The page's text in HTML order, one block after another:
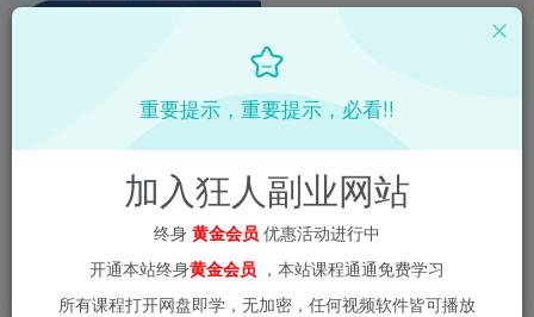
AI+小红书实物电商项目，AI
工具的赋能，从0到1搭建一个
月入2W的小红书店铺
会员教程 创业项目 AI赚钱法则
6个月前 116
AI编程出海项目，教你尽快拿
到结果-做出网站、拿到流量、
賺到钱
AI项目
11个月前
重要提示，重要提示，必看!!
加入狂人副业网站
终身 黄金会员 优惠活动进行中
开通本站终身黄金会员 ，本站课程通通免费学习
所有课程打开网盘即学，无加密，任何视频软件皆可播放